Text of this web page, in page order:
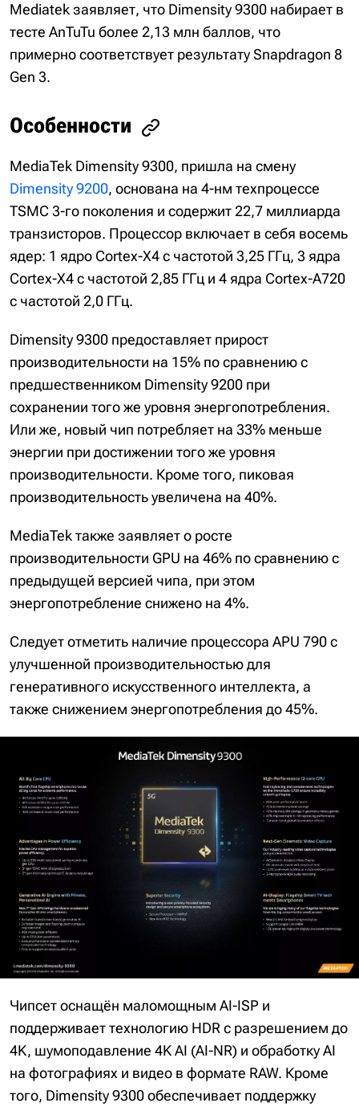
Mediatek заявляет, что Dimensity 9300 набирает в
тесте AnTuTu более 2,13 млн баллов, что
примерно соответствует результату Snapdragon 8
Gen 3.
Особенности
MediaTek Dimensity 9300, пришла на смену
Dimensity 9200, основана на 4-нм техпроцессе
TSMC 3-го поколения и содержит 22,7 миллиарда
транзисторов. Процессор включает в себя восемь
ядер: 1 ядро Cortex-X4 с частотой 3,25 ГГц, 3 ядра
Cortex-X4 с частотой 2,85 ГГц и 4 ядра Cortex-A720
с частотой 2,0 ГГц.
Dimensity 9300 предоставляет прирост
производительности на 15% по сравнению с
предшественником Dimensity 9200 при
сохранении того же уровня энергопотребления.
Или же, новый чип потребляет на 33% меньше
энергии при достижении того же уровня
производительности. Кроме того, пиковая
производительность увеличена на 40%.
MediaTek также заявляет о росте
производительности GPU на 46% по сравнению с
предыдущей версией чипа, при этом
энергопотребление снижено на 4%.
Следует отметить наличие процессора APU 790 с
улучшенной производительностью для
генеративного искусственного интеллекта, а
также снижением энергопотребления до 45%.
Чипсет оснащён маломощным AI-ISP и
поддерживает технологию HDR с разрешением до
4K, шумоподавление 4K AI (AI-NR) и обработку AI
на фотографиях и видео в формате RAW. Кроме
того, Dimensity 9300 обеспечивает поддержку